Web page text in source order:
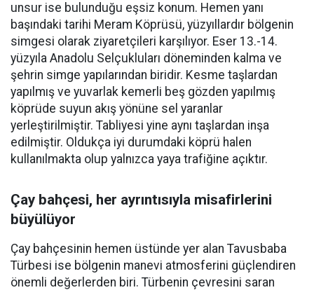
unsur ise bulunduğu eşsiz konum. Hemen yanı
başındaki tarihi Meram Köprüsü, yüzyıllardır bölgenin
simgesi olarak ziyaretçileri karşılıyor. Eser 13.-14.
yüzyıla Anadolu Selçukluları döneminden kalma ve
şehrin simge yapılarından biridir. Kesme taşlardan
yapılmış ve yuvarlak kemerli beş gözden yapılmış
köprüde suyun akış yönüne sel yaranlar
yerleştirilmiştir. Tabliyesi yine aynı taşlardan inşa
edilmiştir. Oldukça iyi durumdaki köprü halen
kullanılmakta olup yalnızca yaya trafiğine açıktır.
Çay bahçesi, her ayrıntısıyla misafirlerini
büyülüyor
Çay bahçesinin hemen üstünde yer alan Tavusbaba
Türbesi ise bölgenin manevi atmosferini güçlendiren
önemli değerlerden biri. Türbenin çevresini saran